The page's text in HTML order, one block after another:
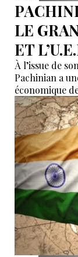
LE
ET
À l’issue de
Pachinian a
économique
eurasiatique,
avec l’Union
économique
Erevan tente
contradictions
masquer.